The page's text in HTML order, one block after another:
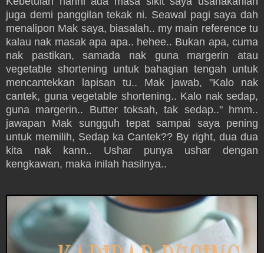
juga demi panggilan tekak ni. Seawal pagi saya dah
menalipon Mak saya, biasalah.. my main reference tu
kalau nak masak apa apa.. hehee.. Bukan apa, cuma
nak pastikan, samada nak guna margerin atau
vegetable shortening untuk bahagian tengah untuk
mencantekkan lapisan tu.. Mak jawab, "Kalo nak
cantek, guna vegetable shortening.. Kalo nak sedap,
guna margerin.. Butter toksah, tak sedap.." hmm..
jawapan Mak sungguh tepat sampai saya pening
untuk memilih, Sedap ka Cantek?? By right, dua dua
kita nak kann.. Ushar punya ushar dengan
kengkawan, maka inilah hasilnya..